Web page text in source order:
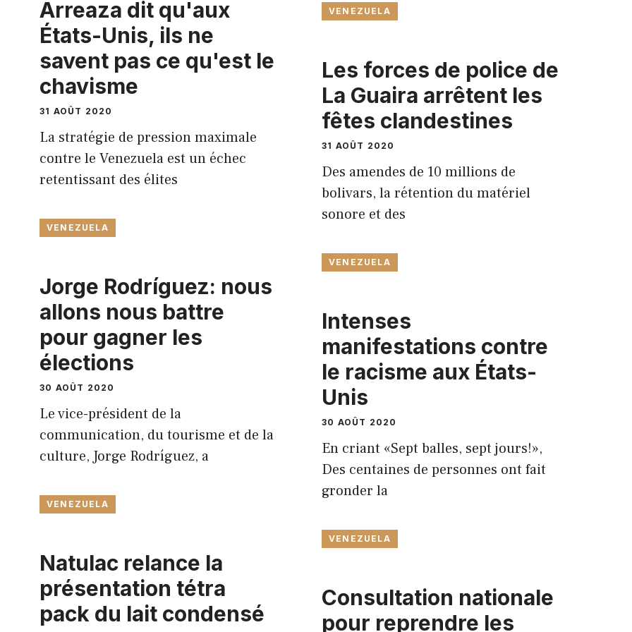
Arreaza dit qu'aux
États-Unis, ils ne
savent pas ce qu'est le
chavisme
31 AOÛT 2020
La stratégie de pression maximale
contre le Venezuela est un échec
retentissant des élites
VENEZUELA
Les forces de police de
La Guaira arrêtent les
fêtes clandestines
31 AOÛT 2020
Des amendes de 10 millions de
bolivars, la rétention du matériel
sonore et des
VENEZUELA
Jorge Rodríguez: nous
allons nous battre
pour gagner les
élections
30 AOÛT 2020
Le vice-président de la
communication, du tourisme et de la
culture, Jorge Rodríguez, a
VENEZUELA
Intenses
manifestations contre
le racisme aux États-
Unis
30 AOÛT 2020
En criant «Sept balles, sept jours!»,
Des centaines de personnes ont fait
gronder la
VENEZUELA
Natulac relance la
présentation tétra
pack du lait condensé
VENEZUELA
Consultation nationale
pour reprendre les